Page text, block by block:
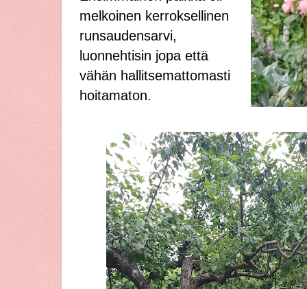
melkoinen kerroksellinen
runsaudensarvi,
luonnehtisin jopa että
vähän hallitsemattomasti
hoitamaton.